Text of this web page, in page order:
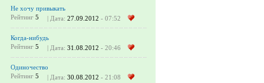
Не хочу привыкать
Рейтинг 5 | Дата: 27.09.2012 - 07:52
Когда-нибудь
Рейтинг 5 | Дата: 31.08.2012 - 20:46
Одиночество
Рейтинг 5 | Дата: 30.08.2012 - 21:08